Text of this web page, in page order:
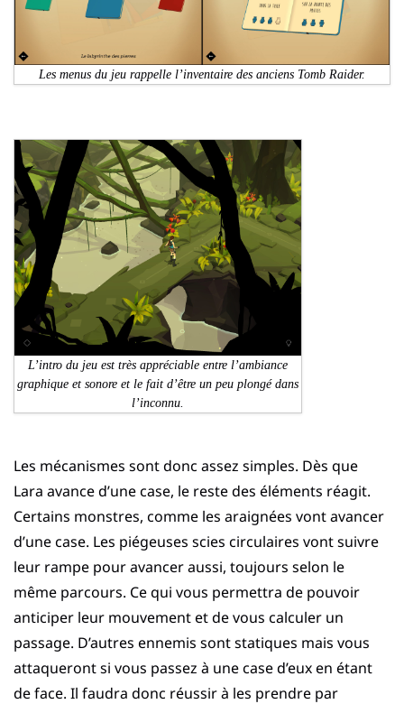
Les menus du jeu rappelle l’inventaire des anciens Tomb Raider.
L’intro du jeu est très appréciable entre l’ambiance
graphique et sonore et le fait d’être un peu plongé dans
l’inconnu.
Les mécanismes sont donc assez simples. Dès que
Lara avance d’une case, le reste des éléments réagit.
Certains monstres, comme les araignées vont avancer
d’une case. Les piégeuses scies circulaires vont suivre
leur rampe pour avancer aussi, toujours selon le
même parcours. Ce qui vous permettra de pouvoir
anticiper leur mouvement et de vous calculer un
passage. D’autres ennemis sont statiques mais vous
attaqueront si vous passez à une case d’eux en étant
de face. Il faudra donc réussir à les prendre par